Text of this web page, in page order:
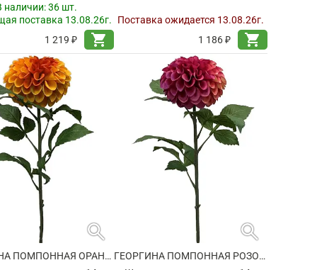
наличии:36 шт.
поставка 13.08.26г.
1 219 ₽
shopping_cart
Поставка ожидается 13.08.26г.
1 186 ₽
shopping_cart
search
ГЕОРГИНА ПОМПОННАЯ ОРАНЖЕВАЯ ИСКУССТВЕННАЯ
search
ГЕОРГИНА ПОМПОННАЯ РОЗОВАЯ ИСКУССТВЕННАЯ